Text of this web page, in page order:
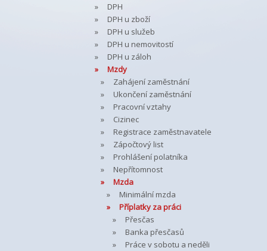
DPH
DPH u zboží
DPH u služeb
DPH u nemovitostí
DPH u záloh
Mzdy
Zahájení zaměstnání
Ukončení zaměstnání
Pracovní vztahy
Cizinec
Registrace zaměstnavatele
Zápočtový list
Prohlášení polatníka
Nepřítomnost
Mzda
Minimální mzda
Příplatky za práci
Přesčas
Banka přesčasů
Práce v sobotu a neděli